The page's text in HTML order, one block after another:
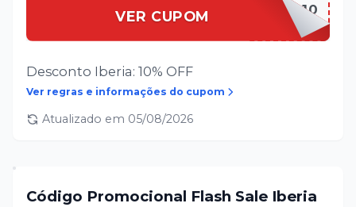
VER CUPOM IBERIA10
Desconto Iberia: 10% OFF
Ver regras e informações do cupom
Atualizado em 05/08/2026
Código Promocional Flash Sale Iberia